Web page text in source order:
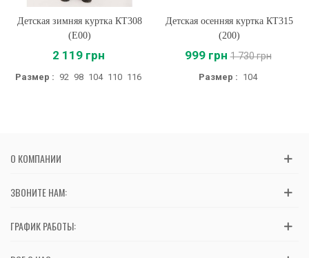
Детская зимняя куртка КТ308
(E00)
2 119 грн
Размер : 92 98 104 110 116
Детская осенняя куртка КТ315
(200)
999 грн 1 730 грн
Размер : 104
О КОМПАНИИ
ЗВОНИТЕ НАМ:
ГРАФИК РАБОТЫ: